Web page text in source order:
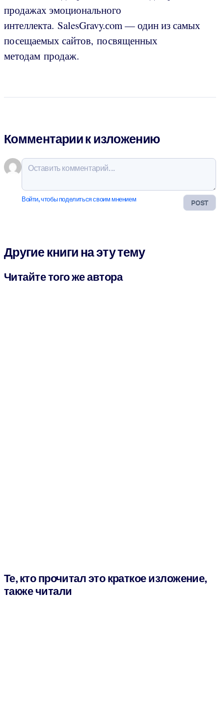
продажах эмоционального
интеллекта. SalesGravy.сom — один из самых
посещаемых сайтов, посвященных
методам продаж.
Комментарии к изложению
POST
Войти, чтобы поделиться своим мнением
Другие книги на эту тему
Читайте того же автора
Те, кто прочитал это краткое изложение,
также читали